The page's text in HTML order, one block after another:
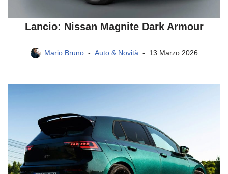
Lancio: Nissan Magnite Dark Armour
Mario Bruno Auto & Novità 13 Marzo 2026